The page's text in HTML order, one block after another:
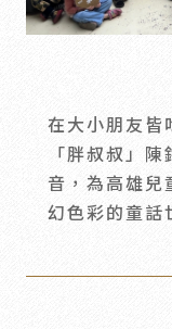
© 2026 JIU
在大小朋友皆
「胖叔叔」
音，為高雄兒
幻色彩的童